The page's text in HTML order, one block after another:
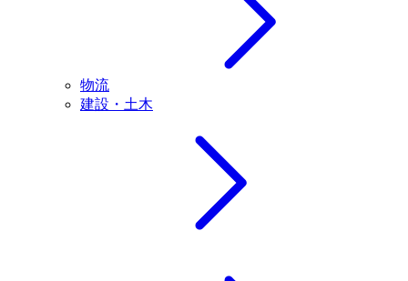
物流
建設・土木